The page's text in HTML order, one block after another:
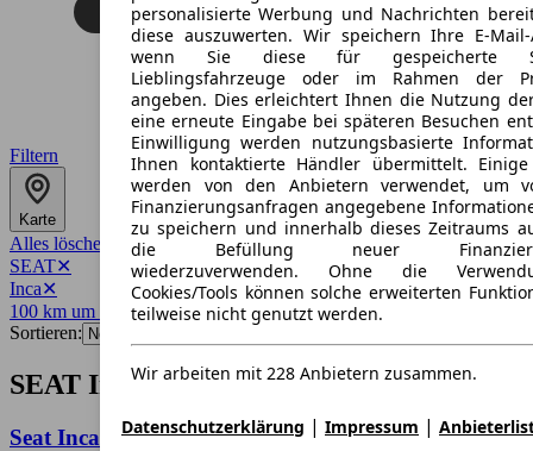
personalisierte Werbung und Nachrichten
diese auszuwerten. Wir speichern Ihre E-Mail-
wenn Sie diese für gespeicherte
Lieblingsfahrzeuge oder im Rahmen der
angeben. Dies erleichtert Ihnen die Nutzung
eine erneute Eingabe bei späteren Besuchen
Einwilligung werden nutzungsbasierte
Ihnen kontaktierte Händler übermittelt. Einige
werden von den Anbietern verwendet, um
Finanzierungsanfragen angegebene
zu speichern und innerhalb dieses Zeitraums
die Befüllung neuer
wiederzuverwenden. Ohne die
Cookies/Tools können solche erweiterten
teilweise nicht genutzt werden.
Wir arbeiten mit 228 Anbietern zusammen.
Datenschutzerklärung | Impressum |
Filtern
Karte
Alles löschen
SEAT✕
Inca✕
100 km um 28195✕
Sortieren:
SEAT Inca Angebote in Bremen
Seat Inca Kombi 1.9 SDI Standard